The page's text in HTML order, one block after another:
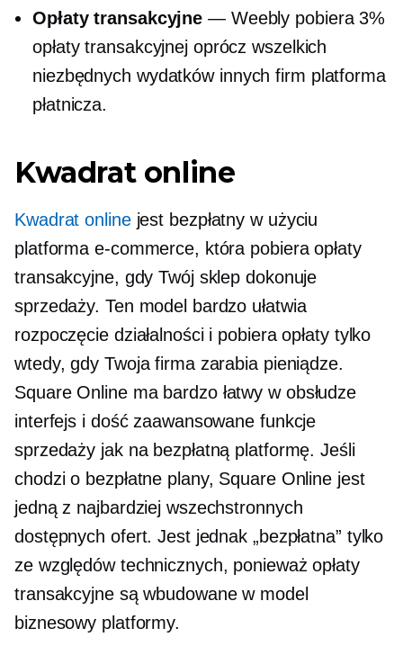
Opłaty transakcyjne — Weebly pobiera 3%
opłaty transakcyjnej oprócz wszelkich
niezbędnych wydatków innych firm platforma
płatnicza.
Kwadrat online
Kwadrat onlinejest bezpłatny w użyciu
platforma e-commerce, która pobiera opłaty
transakcyjne, gdy Twój sklep dokonuje
sprzedaży. Ten model bardzo ułatwia
rozpoczęcie działalności i pobiera opłaty tylko
wtedy, gdy Twoja firma zarabia pieniądze.
Square Online ma bardzo łatwy w obsłudze
interfejs i dość zaawansowane funkcje
sprzedaży jak na bezpłatną platformę. Jeśli
chodzi o bezpłatne plany, Square Online jest
jedną z najbardziej wszechstronnych
dostępnych ofert. Jest jednak „bezpłatna” tylko
ze względów technicznych, ponieważ opłaty
transakcyjne są wbudowane w model
biznesowy platformy.